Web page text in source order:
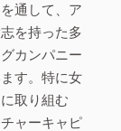
通して、ア
を持った多
カンパニー
す。特に女
取り組む
ャーキャピ